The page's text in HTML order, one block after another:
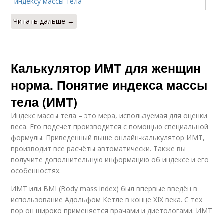
Читать дальше →
Калькулятор ИМТ для женщин
норма. Понятие индекса массы
тела (ИМТ)
Индекс массы тела – это мера, используемая для оценки
веса. Его подсчет производится с помощью специальной
формулы. Приведенный выше онлайн-калькулятор ИМТ,
производит все расчёты автоматически. Также вы
получите дополнительную информацию об индексе и его
особенностях.
ИМТ или BMI (Body mass index) был впервые введён в
использование Адольфом Кетле в конце XIX века. С тех
пор он широко применяется врачами и диетологами. ИМТ